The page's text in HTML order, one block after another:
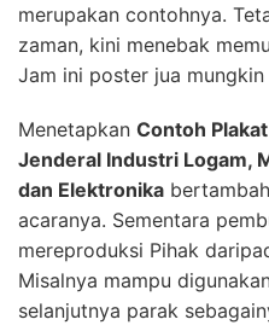
merupakan contohnya.
zaman, kini menebak
Jam ini poster jua
Menetapkan Contoh
Jenderal Industri Logam,
dan Elektronika
acaranya. Sementara
mereproduksi Pihak
Misalnya mampu
selanjutnya parak